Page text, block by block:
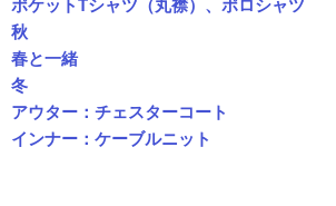
ポケットTシャツ（丸襟）、ポロシャツ
秋
春と一緒
冬
アウター：チェスターコート
インナー：ケーブルニット